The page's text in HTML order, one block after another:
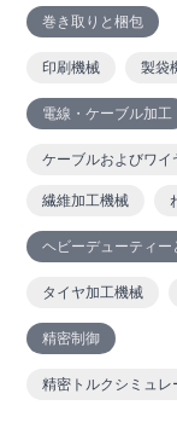
巻き取りと梱包
印刷機械 製袋
電線・ケーブル加工
ケーブルおよびワイ
繊維加工機械
ヘビーデューティ
タイヤ加工機械
精密制御
精密トルクシミュ